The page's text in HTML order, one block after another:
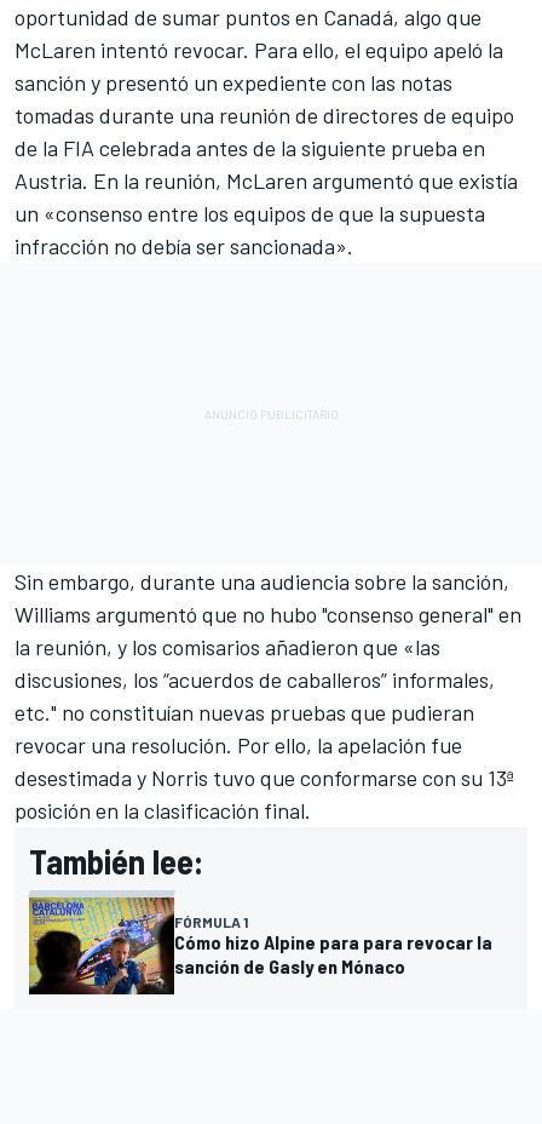
oportunidad de sumar puntos en Canadá, algo que
McLaren intentó revocar. Para ello, el equipo apeló la
sanción y presentó un expediente con las notas
tomadas durante una reunión de directores de equipo
de la FIA celebrada antes de la siguiente prueba en
Austria. En la reunión, McLaren argumentó que existía
un «consenso entre los equipos de que la supuesta
infracción no debía ser sancionada».
Sin embargo, durante una audiencia sobre la sanción,
Williams argumentó que no hubo "consenso general" en
la reunión, y los comisarios añadieron que «las
discusiones, los “acuerdos de caballeros” informales,
etc." no constituían nuevas pruebas que pudieran
revocar una resolución. Por ello, la apelación fue
desestimada y Norris tuvo que conformarse con su 13ª
posición en la clasificación final.
También lee:
FÓRMULA 1
Cómo hizo Alpine para para revocar la
sanción de Gasly en Mónaco